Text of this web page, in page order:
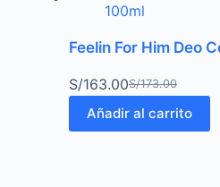
Feelin For Him Deo
S/173.00
S/163.00
Añadir al carrito